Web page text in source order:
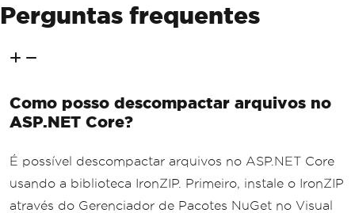
Perguntas frequentes
Como posso descompactar arquivos no
ASP.NET Core?
É possível descompactar arquivos no ASP.NET Core
usando a biblioteca IronZIP. Primeiro, instale o IronZIP
através do Gerenciador de Pacotes NuGet no Visual